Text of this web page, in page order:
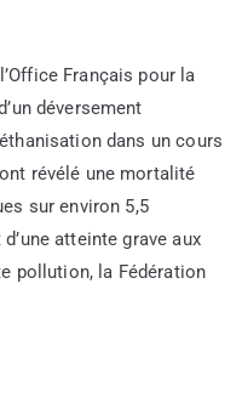
Français pour la
déversement
dans un cours
révélé une mortalité
sur environ 5,5
atteinte grave aux
pollution, la Fédération